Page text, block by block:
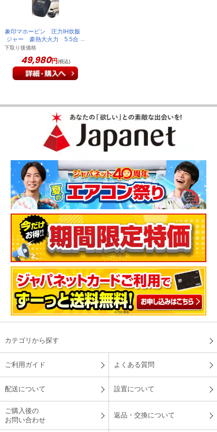
象印マホービン 圧力IH炊飯
ジャー 豪熱大火力 5.5合
炊き 黒 NW-WA10-BZ
下取り後価格
49,980円(税込)
カテゴリから探す
ご利用ガイド よくある質問
配送について 設置について
ご購入後の
お問い合わせ
返品・交換について